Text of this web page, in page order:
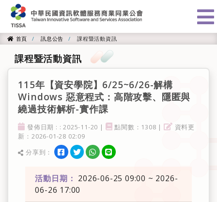
首頁
首頁 訊息公告 課程暨活動資訊
課程暨活動資訊
115年【資安學院】6/25~6/26-解構
Windows 惡意程式：高階攻擊、隱匿與
繞過技術解析-實作課
發佈日期
發佈日期 : : 2025-11-20 | 點閱率
點閱數：1308 | 資料更新
資料更
新：2026-01-28 02:09
分享
分享到： 分享到facebook
分享到twitter
分享到WhatsApp
分享到line
活動日期： 2026-06-25 09:00 ~ 2026-
06-26 17:00